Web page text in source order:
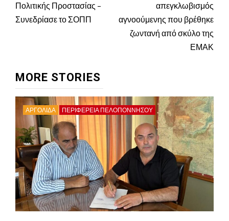
Πολιτικής Προστασίας –
Συνεδρίασε το ΣΟΠΠ
απεγκλωβισμός
αγνοούμενης που βρέθηκε
ζωντανή από σκύλο της
ΕΜΑΚ
MORE STORIES
ΑΡΓΟΛΙΔΑ ΠΕΡΙΦΈΡΕΙΑ ΠΕΛΟΠΟΝΝΉΣΟΥ